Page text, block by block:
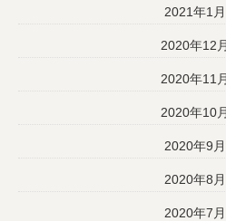
2021年1
2020年12
2020年11
2020年10
2020年9
2020年8
2020年7